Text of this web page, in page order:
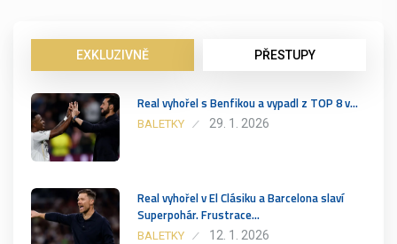
EXKLUZIVNĚ PŘESTUPY
Real vyhořel s Benfikou a vypadl z TOP 8 v…
BALETKY 29. 1. 2026
Real vyhořel v El Clásiku a Barcelona slaví
Superpohár. Frustrace…
BALETKY 12. 1. 2026